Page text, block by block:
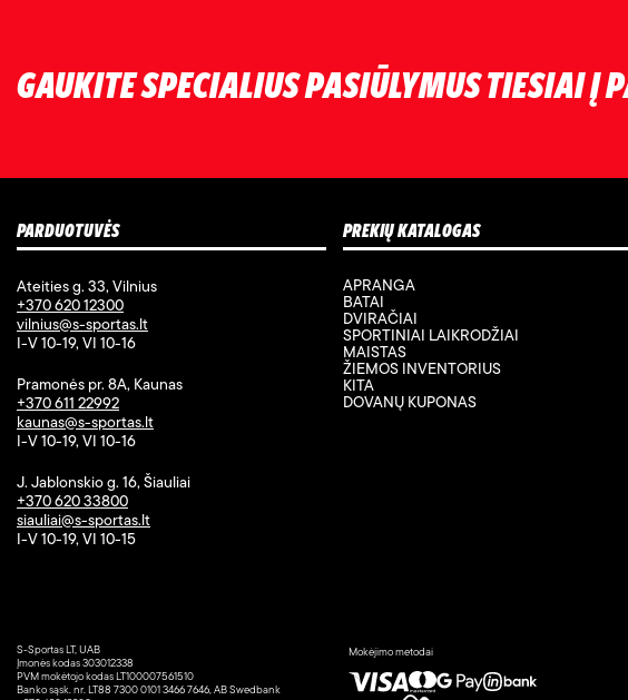
GAUKITE SPECIALIUS PASIŪLYMUS TIESIAI Į
PARDUOTUVĖS
Ateities g. 33, Vilnius
+370 620 12300
vilnius@s-sportas.lt
I-V 10-19, VI 10-16
Pramonės pr. 8A, Kaunas
+370 611 22992
kaunas@s-sportas.lt
I-V 10-19, VI 10-16
J. Jablonskio g. 16, Šiauliai
+370 620 33800
siauliai@s-sportas.lt
I-V 10-19, VI 10-15
PREKIŲ KATALOGAS
APRANGA
BATAI
DVIRAČIAI
SPORTINIAI LAIKRODŽIAI
MAISTAS
ŽIEMOS INVENTORIUS
KITA
DOVANŲ KUPONAS
S-Sportas LT, UAB
Įmonės kodas 303012338
PVM mokėtojo kodas LT100007561510
Banko sąsk. nr. LT88 7300 0101 3466 7646, AB Swedbank
Mokėjimo metodai